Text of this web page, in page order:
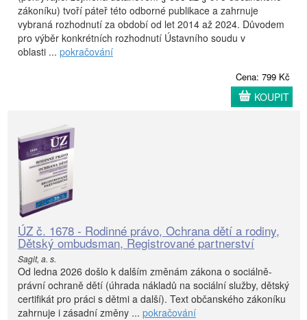
zákoníku) tvoří páteř této odborné publikace a zahrnuje
vybraná rozhodnutí za období od let 2014 až 2024. Důvodem
pro výběr konkrétních rozhodnutí Ústavního soudu v
oblasti ... pokračování
Cena: 799 Kč
KOUPIT
ÚZ č. 1678 - Rodinné právo, Ochrana dětí a rodiny,
Dětský ombudsman, Registrované partnerství
Sagit, a. s.
Od ledna 2026 došlo k dalším změnám zákona o sociálně-
právní ochraně dětí (úhrada nákladů na sociální služby, dětský
certifikát pro práci s dětmi a další). Text občanského zákoníku
zahrnuje i zásadní změny ... pokračování